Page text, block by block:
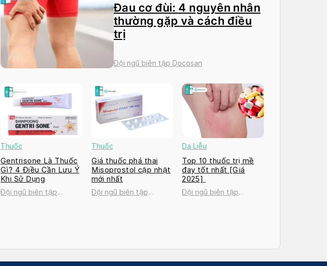
Đau cơ đùi: 4 nguyên nhân
thường gặp và cách điều
trị
Đội ngũ biên tập Docosan
Thuốc
Gentrisone Là Thuốc
Gì? 4 Điều Cần Lưu Ý
Khi Sử Dụng
Đội ngũ biên tập
Thuốc
Giá thuốc phá thai
Misoprostol cập nhật
mới nhất
Đội ngũ biên tập
Da Liễu
Top 10 thuốc trị mề
đay tốt nhất [Giá
2025]
Đội ngũ biên tập